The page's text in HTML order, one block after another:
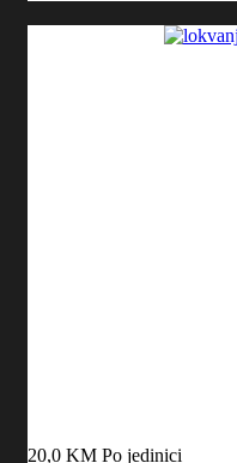
20,0 KM Po jedinici